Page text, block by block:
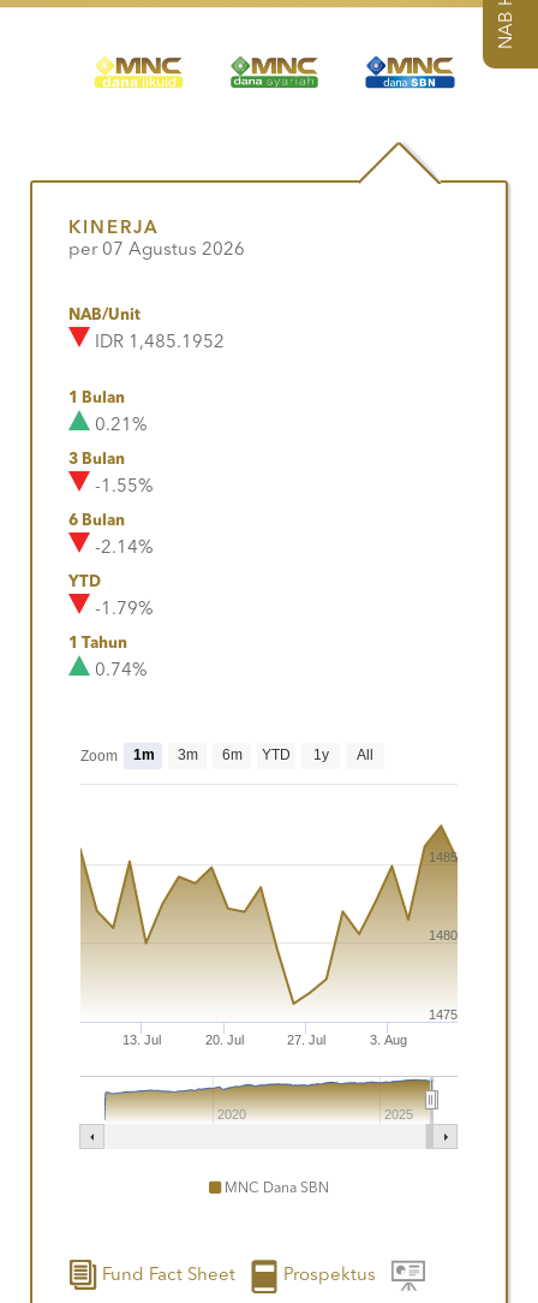
KINERJA
per 07 Agustus 2026
NAB/Unit
IDR 1,485.1952
1 Bulan
0.21%
3 Bulan
-1.55%
6 Bulan
-2.14%
YTD
-1.79%
1 Tahun
0.74%
Zoom 1m 3m 6m YTD 1y All
13. Jul 20. Jul 27. Jul 3. Aug
2020 2025
1475
1480
1485
MNC Dana SBN
Fund Fact Sheet Prospektus